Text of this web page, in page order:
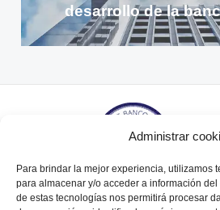
Administrar
Para brindar la mejor experiencia, utilizamos
para almacenar y/o acceder a información
de estas tecnologías nos permitirá procesar
desarrollo de la